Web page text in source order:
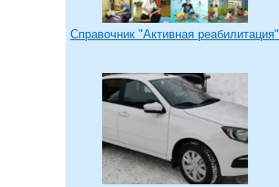
Справочник "Активная реабилитация"